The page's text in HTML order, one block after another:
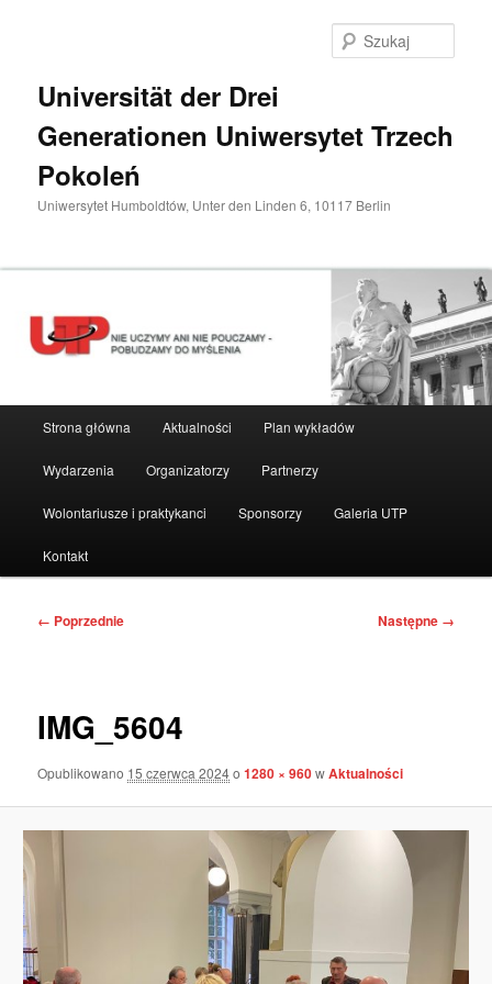
Universität der Drei
Generationen Uniwersytet Trzech
Pokoleń
Uniwersytet Humboldtów, Unter den Linden 6, 10117 Berlin
Strona główna Aktualności Plan wykładów
Wydarzenia Organizatorzy Partnerzy
Wolontariusze i praktykanci Sponsorzy Galeria UTP
Kontakt
Nawigacja
← Poprzednie Następne →
IMG_5604
Opublikowano 15 czerwca 2024o1280 × 960wAktualności